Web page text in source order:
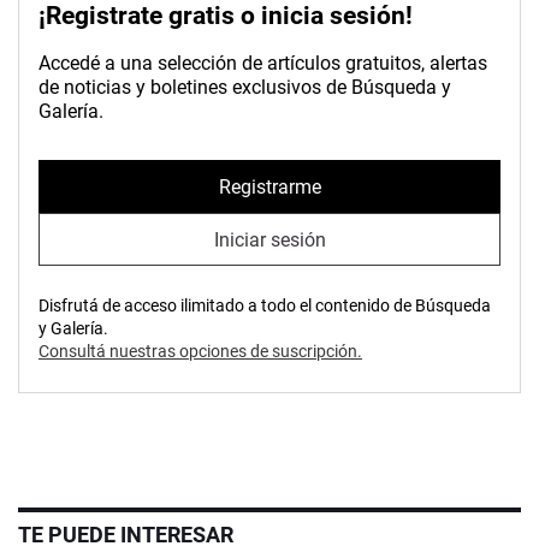
¡Registrate gratis o inicia sesión!
Accedé a una selección de artículos gratuitos, alertas
de noticias y boletines exclusivos de Búsqueda y
Galería.
Registrarme
Iniciar sesión
Disfrutá de acceso ilimitado a todo el contenido de Búsqueda
y Galería.
Consultá nuestras opciones de suscripción.
TE PUEDE INTERESAR